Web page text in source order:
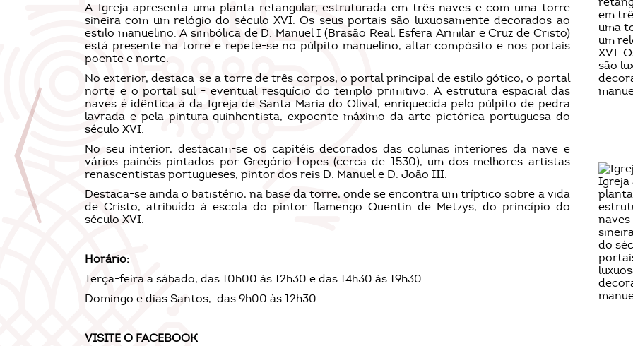
A Igreja apresenta uma planta retangular, estruturada em três naves e com uma torre
sineira com um relógio do século XVI. Os seus portais são luxuosamente decorados ao
estilo manuelino. A simbólica de D. Manuel I (Brasão Real, Esfera Armilar e Cruz de Cristo)
está presente na torre e repete-se no púlpito manuelino, altar compósito e nos portais
poente e norte.
No exterior, destaca-se a torre de três corpos, o portal principal de estilo gótico, o portal
norte e o portal sul - eventual resquício do templo primitivo. A estrutura espacial das
naves é idêntica à da Igreja de Santa Maria do Olival, enriquecida pelo púlpito de pedra
lavrada e pela pintura quinhentista, expoente máximo da arte pictórica portuguesa do
século XVI.
No seu interior, destacam-se os capitéis decorados das colunas interiores da nave e
vários painéis pintados por Gregório Lopes (cerca de 1530), um dos melhores artistas
renascentistas portugueses, pintor dos reis D. Manuel e D. João III.
Destaca-se ainda o batistério, na base da torre, onde se encontra um tríptico sobre a vida
de Cristo, atribuído à escola do pintor flamengo Quentin de Metzys, do princípio do
século XVI.
Horário:
Terça-feira a sábado, das 10h00 às 12h30 e das 14h30 às 19h30
Domingo e dias Santos, das 9h00 às 12h30
VISITE O FACEBOOK